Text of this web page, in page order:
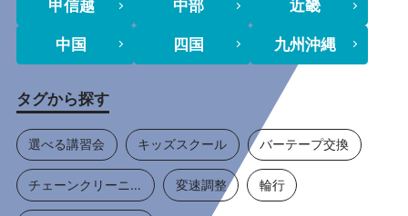
甲信越 中部 近畿
中国 四国 九州沖縄
タグから探す
選べる講習会 キッズスクール バーテープ交換
チェーンクリーニング 変速調整 輪行